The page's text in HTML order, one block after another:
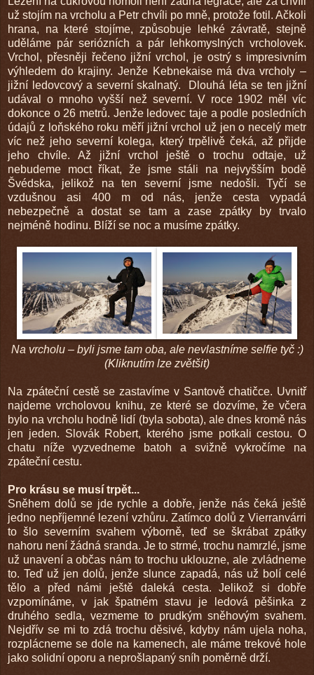
už stojím na vrcholu a Petr chvíli po mně, protože fotil. Ačkoli
hrana, na které stojíme, způsobuje lehké závratě, stejně
uděláme pár seriózních a pár lehkomyslných vrcholovek.
Vrchol, přesněji řečeno jižní vrchol, je ostrý s impresivním
výhledem do krajiny. Jenže Kebnekaise má dva vrcholy –
jižní ledovcový a severní skalnatý. Dlouhá léta se ten jižní
udával o mnoho vyšší než severní. V roce 1902 měl víc
dokonce o 26 metrů. Jenže ledovec taje a podle posledních
údajů z loňského roku měří jižní vrchol už jen o necelý metr
víc než jeho severní kolega, který trpělivě čeká, až přijde
jeho chvíle. Až jižní vrchol ještě o trochu odtaje, už
nebudeme moct říkat, že jsme stáli na nejvyšším bodě
Švédska, jelikož na ten severní jsme nedošli. Tyčí se
vzdušnou asi 400 m od nás, jenže cesta vypadá
nebezpečně a dostat se tam a zase zpátky by trvalo
nejméně hodinu. Blíží se noc a musíme zpátky.
Na vrcholu – byli jsme tam oba, ale nevlastníme selfie tyč :)
(Kliknutím lze zvětšit)
Na zpáteční cestě se zastavíme v Santově chatičce. Uvnitř
najdeme vrcholovou knihu, ze které se dozvíme, že včera
bylo na vrcholu hodně lidí (byla sobota), ale dnes kromě nás
jen jeden. Slovák Robert, kterého jsme potkali cestou. O
chatu níže vyzvedneme batoh a svižně vykročíme na
zpáteční cestu.
Pro krásu se musí trpět...
Sněhem dolů se jde rychle a dobře, jenže nás čeká ještě
jedno nepříjemné lezení vzhůru. Zatímco dolů z Vierranvárri
to šlo severním svahem výborně, teď se škrábat zpátky
nahoru není žádná sranda. Je to strmé, trochu namrzlé, jsme
už unavení a občas nám to trochu uklouzne, ale zvládneme
to. Teď už jen dolů, jenže slunce zapadá, nás už bolí celé
tělo a před námi ještě daleká cesta. Jelikož si dobře
vzpomínáme, v jak špatném stavu je ledová pěšinka z
druhého sedla, vezmeme to prudkým sněhovým svahem.
Nejdřív se mi to zdá trochu děsivé, kdyby nám ujela noha,
rozplácneme se dole na kamenech, ale máme trekové hole
jako solidní oporu a neprošlapaný sníh poměrně drží.